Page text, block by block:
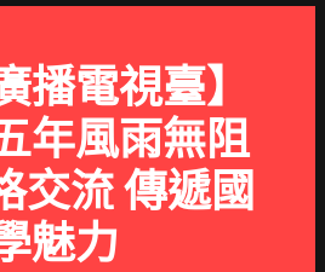
播電視臺】
年風雨無阻
交流 傳遞國
魅力